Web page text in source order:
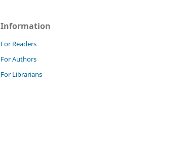
Information
For Readers
For Authors
For Librarians